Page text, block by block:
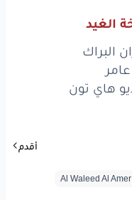
الغيد
البراك
هاي تون
أقدم